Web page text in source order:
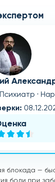
Психиатр ·
блокада —
боли при